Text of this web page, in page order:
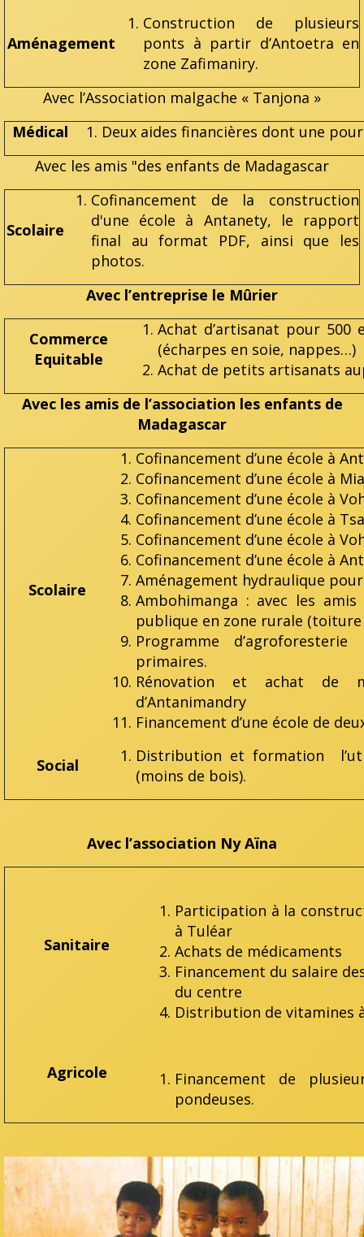
Aménagement
Construction de plusieurs
ponts à partir d’Antoetra en
zone Zafimaniry.
Avec l’Association malgache « Tanjona »
Médical
Deux aides financières dont une
Avec les amis "des enfants de Madagascar
Scolaire
Cofinancement de la construction
d'une école à Antanety, le rapport
final au format PDF, ainsi que les
photos.
Avec l’entreprise le Mûrier
Commerce
Equitable
Achat d’artisanat pour 500
(écharpes en soie, nappes…)
Achat de petits artisanats
Avec les amis de l’association les enfants de
Madagascar
Scolaire
Cofinancement d’une école à
Cofinancement d’une école à
Cofinancement d’une école à
Cofinancement d’une école à
Cofinancement d’une école à
Cofinancement d’une école à
Aménagement hydraulique
Ambohimanga : avec les amis
publique en zone rurale
Programme
primaires.
Rénovation et achat de
d’Antanimandry
Financement d’une école de
Social
Distribution et formation
(moins de bois).
Avec l’association Ny Aïna
Sanitaire
Participation à la
à Tuléar
Achats de médicaments
Financement du salaire
du centre
Distribution de vitamines
Agricole
Financement de
pondeuses.